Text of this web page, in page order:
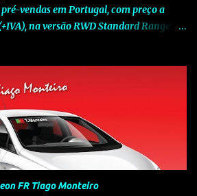
vendas em Portugal, com preço a
na versão RWD Standard Range.
em que a indústria automóvel evolui da
potência para a mobilidade baseada na
como um fastback preparado para o
Artificial (IA), o novo XPENG
inteligente avançada, um espaço
e grande versatilidade para viagens,
do quotidiano europeu e refletindo o
da XPENG com a mobilidade
FR Tiago Monteiro